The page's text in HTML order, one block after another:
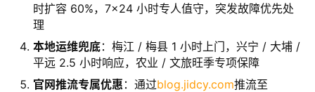
3 天山区网络优化测试，实测延迟≤10ms，满意再合作
客家农业专属福利
模块，客家企业免费提供电商系统模板，均无额外收费
旺季应急护航：金柚产销季 / 文旅黄金周，带宽免费临
时扩容 60%，7×24 小时专人值守，突发故障优先处